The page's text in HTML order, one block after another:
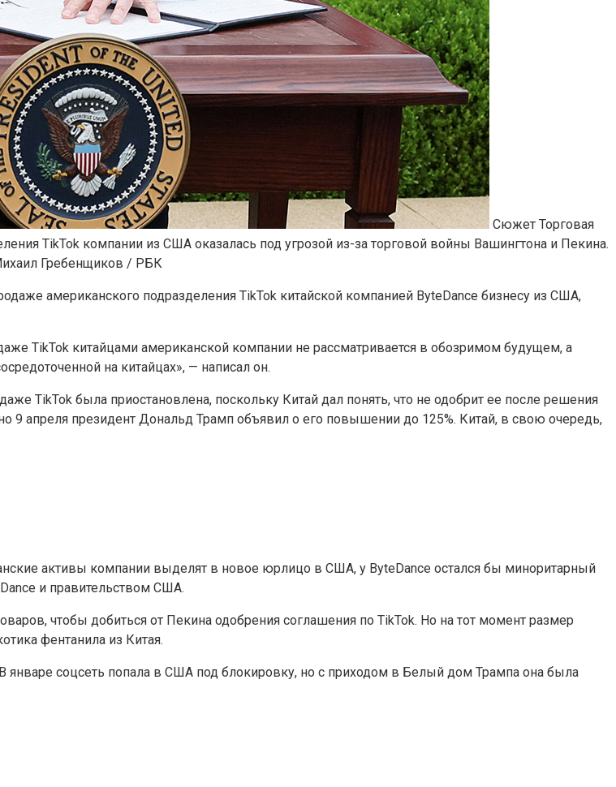
Сюжет Торговая
TikTok компании из США оказалась под угрозой из-за торговой войны Вашингтона и Пекина.
Гребенщиков / РБК
американского подразделения TikTok китайской компанией ByteDance бизнесу из США,
TikTok китайцами американской компании не рассматривается в обозримом будущем, а
на китайцах», — написал он.
TikTok была приостановлена, поскольку Китай дал понять, что не одобрит ее после решения
апреля президент Дональд Трамп объявил о его повышении до 125%. Китай, в свою очередь,
активы компании выделят в новое юрлицо в США, у ByteDance остался бы миноритарный
и правительством США.
чтобы добиться от Пекина одобрения соглашения по TikTok. Но на тот момент размер
фентанила из Китая.
январе соцсеть попала в США под блокировку, но с приходом в Белый дом Трампа она была